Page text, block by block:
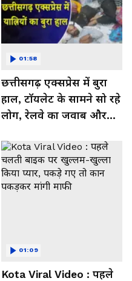
छत्तीसगढ़ एक्सप्रेस में बुरा
हाल, टॉयलेट के सामने सो रहे
लोग, रेलवे का जवाब और
Video
01:58
Kota Viral Video : पहले
01:09